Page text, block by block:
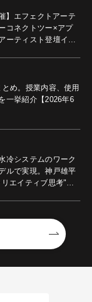
】エフェクトアーテ
コネクトツー×アプ
ーティスト登壇イベ
め。授業内容、使用
一挙紹介【2026年6
冷システムのワーク
ルで実現。神戸雄平
エイティブ思考"｜